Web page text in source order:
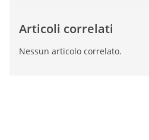
Articoli correlati
Nessun articolo correlato.